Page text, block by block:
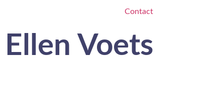
Contact
Ellen Voets